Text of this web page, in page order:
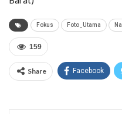
Fokus Foto_Utama
159
Share Facebook